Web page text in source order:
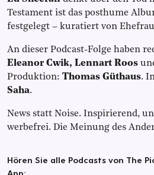
Testament ist das posthume
festgelegt – kuratiert von Ehefrau
An dieser Podcast-Folge haben
Eleanor Cwik, Lennart Roos
Produktion: Thomas Güthaus.
Saha.
News statt Noise. Inspirierend,
werbefrei. Die Meinung des
Hören Sie alle Podcasts von The
App: